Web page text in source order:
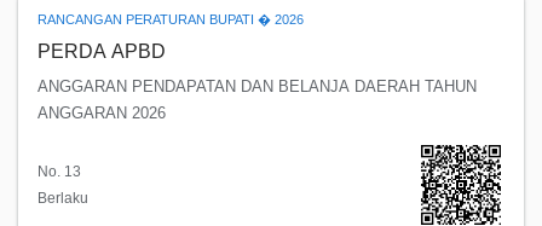
RANCANGAN PERATURAN BUPATI � 2026
PERDA APBD
ANGGARAN PENDAPATAN DAN BELANJA DAERAH TAHUN
ANGGARAN 2026
No. 13
Berlaku